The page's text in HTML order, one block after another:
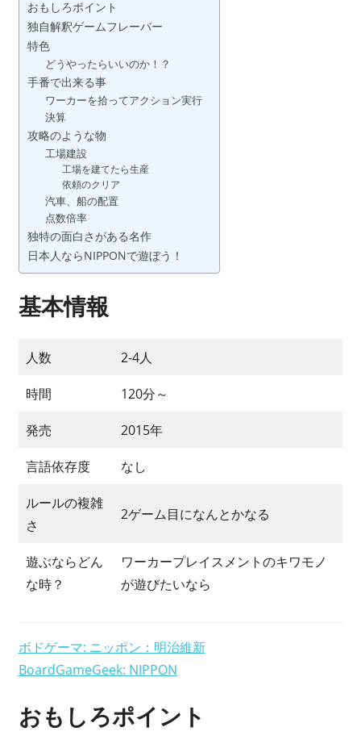
ボ
ー
ド
ゲ
カ
開
業
て
ま
ま
おもしろポイント
独自解釈ゲームフレーバー
特色
どうやったらいいのか！？
手番で出来る事
ワーカーを拾ってアクション実行
決算
攻略のような物
工場建設
工場を建てたら生産
依頼のクリア
汽車、船の配置
点数倍率
独特の面白さがある名作
日本人ならNIPPONで遊ぼう！
基本情報
人数 2-4人
時間 120分～
発売 2015年
言語依存度 なし
ルールの複雑
さ
2ゲーム目になんとかなる
遊ぶならどん
な時？
ワーカープレイスメントのキワモノ
が遊びたいなら
ボドゲーマ: ニッポン：明治維新
BoardGameGeek: NIPPON
おもしろポイント